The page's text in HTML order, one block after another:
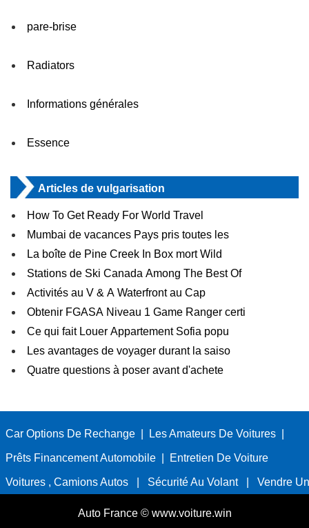
pare-brise
Radiators
Informations générales
Essence
Articles de vulgarisation
How To Get Ready For World Travel
Mumbai de vacances Pays pris toutes les
La boîte de Pine Creek In Box mort Wild
Stations de Ski Canada Among The Best Of
Activités au V & A Waterfront au Cap
Obtenir FGASA Niveau 1 Game Ranger certi
Ce qui fait Louer Appartement Sofia popu
Les avantages de voyager durant la saiso
Quatre questions à poser avant d'achete
Car Options De Rechange Les Amateurs De Voitures
Prêts Financement Automobile Entretien De Voiture
Voitures , Camions Autos Sécurité Au Volant Vendre
Auto France © www.voiture.win